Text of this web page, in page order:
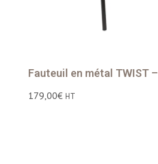
Fauteuil en métal TWIST
179,00€ HT